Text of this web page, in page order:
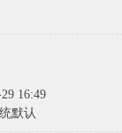
16:49
默认